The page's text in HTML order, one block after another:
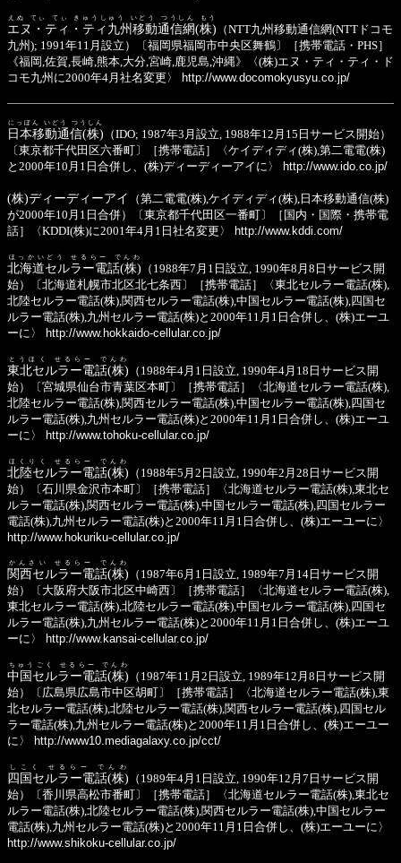
エヌ・ティ・ティ九州移動通信網(株)
えぬ てぃ てぃ きゅうしゅう いどう つうしん もう
（NTT九州移動通信網(NTTドコモ
九州); 1991年11月設立）〔福岡県福岡市中央区舞鶴〕［携帯電話・PHS］
《福岡,佐賀,長崎,熊本,大分,宮崎,鹿児島,沖縄》〈(株)エヌ・ティ・ティ・ド
コモ九州に2000年4月社名変更〉
http://www.docomokyusyu.co.jp/
日本移動通信(株)
にっぽん いどう つうしん
（IDO; 1987年3月設立, 1988年12月15日サービス開始）
〔東京都千代田区六番町〕［携帯電話］〈ケイディディ(株),第二電電(株)
と2000年10月1日合併し、(株)ディーディーアイに〉
http://www.ido.co.jp/
(株)ディーディーアイ
（第二電電(株),ケイディディ(株),日本移動通信(株)
が2000年10月1日合併）〔東京都千代田区一番町〕［国内・国際・携帯電
話］〈KDDI(株)に2001年4月1日社名変更〉
http://www.kddi.com/
北海道セルラー電話(株)
ほっかいどう せるらー でんわ
（1988年7月1日設立, 1990年8月8日サービス開
始）〔北海道札幌市北区北七条西〕［携帯電話］〈東北セルラー電話(株),
北陸セルラー電話(株),関西セルラー電話(株),中国セルラー電話(株),四国セ
ルラー電話(株),九州セルラー電話(株)と2000年11月1日合併し、(株)エーユ
ーに〉
http://www.hokkaido-cellular.co.jp/
東北セルラー電話(株)
とうほく せるらー でんわ
（1988年4月1日設立, 1990年4月18日サービス開
始）〔宮城県仙台市青葉区本町〕［携帯電話］〈北海道セルラー電話(株),
北陸セルラー電話(株),関西セルラー電話(株),中国セルラー電話(株),四国セ
ルラー電話(株),九州セルラー電話(株)と2000年11月1日合併し、(株)エーユ
ーに〉
http://www.tohoku-cellular.co.jp/
北陸セルラー電話(株)
ほくりく せるらー でんわ
（1988年5月2日設立, 1990年2月28日サービス開
始）〔石川県金沢市本町〕［携帯電話］〈北海道セルラー電話(株),東北セ
ルラー電話(株),関西セルラー電話(株),中国セルラー電話(株),四国セルラー
電話(株),九州セルラー電話(株)と2000年11月1日合併し、(株)エーユーに〉
http://www.hokuriku-cellular.co.jp/
関西セルラー電話(株)
かんさい せるらー でんわ
（1987年6月1日設立, 1989年7月14日サービス開
始）〔大阪府大阪市北区中崎西〕［携帯電話］〈北海道セルラー電話(株),
東北セルラー電話(株),北陸セルラー電話(株),中国セルラー電話(株),四国セ
ルラー電話(株),九州セルラー電話(株)と2000年11月1日合併し、(株)エーユ
ーに〉
http://www.kansai-cellular.co.jp/
中国セルラー電話(株)
ちゅうごく せるらー でんわ
（1987年11月2日設立, 1989年12月8日サービス開
始）〔広島県広島市中区胡町〕［携帯電話］〈北海道セルラー電話(株),東
北セルラー電話(株),北陸セルラー電話(株),関西セルラー電話(株),四国セル
ラー電話(株),九州セルラー電話(株)と2000年11月1日合併し、(株)エーユー
に〉
http://www10.mediagalaxy.co.jp/cct/
四国セルラー電話(株)
しこく せるらー でんわ
（1989年4月1日設立, 1990年12月7日サービス開
始）〔香川県高松市番町〕［携帯電話］〈北海道セルラー電話(株),東北セ
ルラー電話(株),北陸セルラー電話(株),関西セルラー電話(株),中国セルラー
電話(株),九州セルラー電話(株)と2000年11月1日合併し、(株)エーユーに〉
http://www.shikoku-cellular.co.jp/